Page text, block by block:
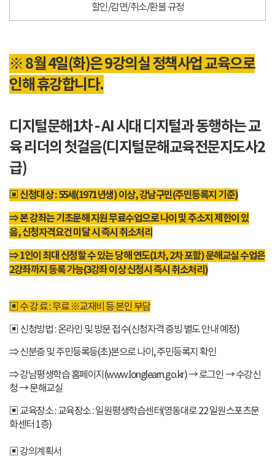
할인/감면/취소/환불 규정
강
좌
상
정
보
※ 8월 4일(화)은 9강의실 정책사업 교육으로
인해 휴강합니다.
디지털문해1차 - AI 시대 디지털과 동행하는 교
육 리더의 첫걸음(디지털문해교육전문지도사2
급)
▣ 신청대상 : 55세(1971년생) 이상, 강남구민(주민등록지 기준)
⇒ 본 강좌는 기초문해 지원 무료수업으로 나이 및 주소지 제한이 있
음, 신청자격요건 미달 시 즉시 취소처리
⇒ 1인이 최대 신청할 수 있는 당해 연도(1차, 2차 포함) 문해교실 수업은
2강좌까지 등록 가능(3강좌 이상 신청시 즉시 취소처리)
▣ 수 강 료 : 무료 ※교재비 등 본인 부담
▣ 신청방법 : 온라인 및 방문 접수(신청자격 증빙 별도 안내 예정)
⇒ 신분증 및 주민등록등(초)본으로 나이, 주민등록지 확인
⇒ 강남평생학습 홈페이지(www.longlearn.go.kr) → 로그인 → 수강신
청 → 문해교실
▣ 교육장소 : 교육장소 : 일원평생학습센터(영동대로 22 일원스포츠문
화센터 1층)
▣ 강의계획서